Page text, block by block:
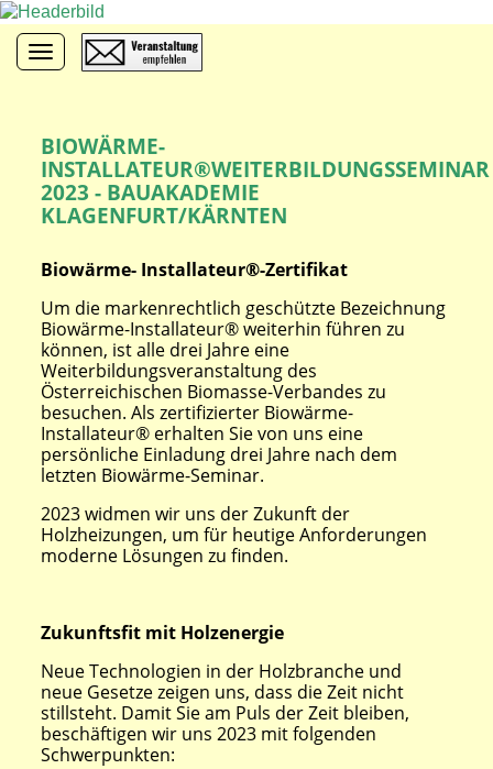
Toggle navigation
BIOWÄRME-
INSTALLATEUR®WEITERBILDUNGSSEMINAR
2023 - BAUAKADEMIE
KLAGENFURT/KÄRNTEN
Biowärme- Installateur®-Zertifikat
Um die markenrechtlich geschützte Bezeichnung
Biowärme-Installateur® weiterhin führen zu
können, ist alle drei Jahre eine
Weiterbildungsveranstaltung des
Österreichischen Biomasse-Verbandes zu
besuchen. Als zertifizierter Biowärme-
Installateur® erhalten Sie von uns eine
persönliche Einladung drei Jahre nach dem
letzten Biowärme-Seminar.
2023 widmen wir uns der Zukunft der
Holzheizungen, um für heutige Anforderungen
moderne Lösungen zu finden.
Zukunftsfit mit Holzenergie
Neue Technologien in der Holzbranche und
neue Gesetze zeigen uns, dass die Zeit nicht
stillsteht. Damit Sie am Puls der Zeit bleiben,
beschäftigen wir uns 2023 mit folgenden
Schwerpunkten: